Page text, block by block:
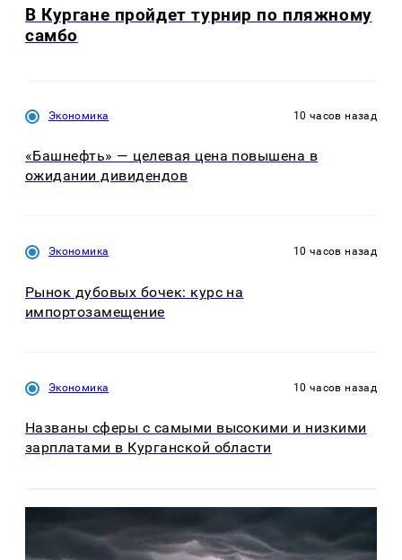
В Кургане пройдет турнир по пляжному
самбо
Экономика 10 часов назад
«Башнефть» — целевая цена повышена в
ожидании дивидендов
Экономика 10 часов назад
Рынок дубовых бочек: курс на
импортозамещение
Экономика 10 часов назад
Названы сферы с самыми высокими и низкими
зарплатами в Курганской области